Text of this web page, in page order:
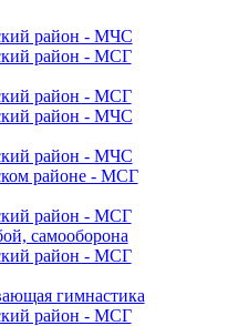
район - МЧС
район - МСГ
район - МСГ
район - МЧС
район - МЧС
районе - МСГ
район - МСГ
самооборона
район - МСГ
гимнастика
район - МСГ